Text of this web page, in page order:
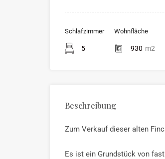
Schlafzimmer
5
Wohnfläche
930 m2
Beschreibung
Zum Verkauf dieser alten
Es ist ein Grundstück von